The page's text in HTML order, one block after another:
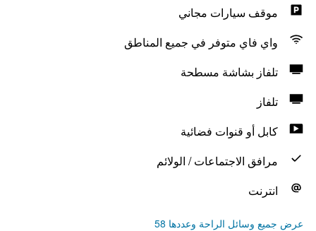
موقف سيارات مجاني
واي فاي متوفر في جميع المناطق
تلفاز بشاشة مسطحة
تلفاز
كابل أو قنوات فضائية
مرافق الاجتماعات / الولائم
انترنت
عرض جميع وسائل الراحة وعددها 58